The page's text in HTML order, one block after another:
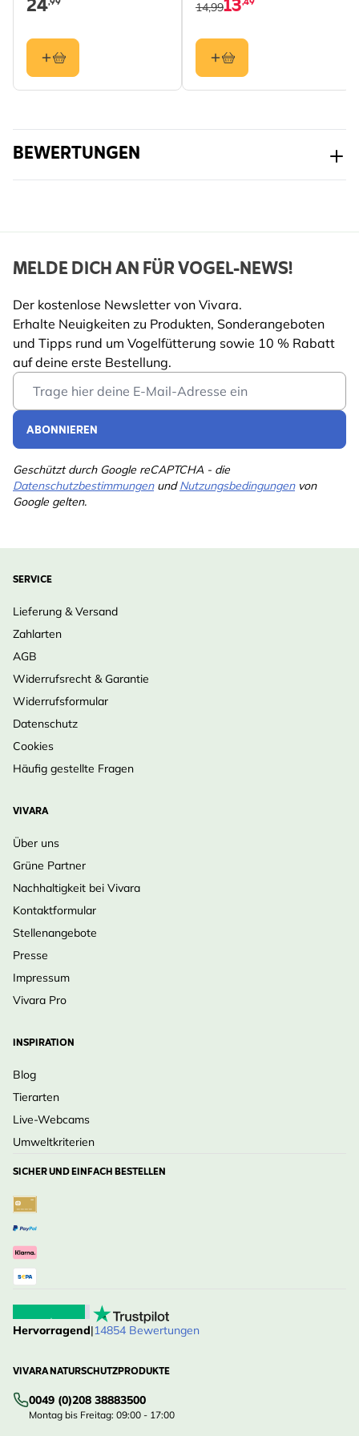
Schwanzmeise,
Haussperling,
Feldsperling,
Rotkehlchen, Buchfink,
Farbe Grün
Material
24 13
14,99
BEWERTUNGEN
MELDE DICH AN FÜR VOGEL-NEWS!
Der kostenlose Newsletter von Vivara.
Erhalte Neuigkeiten zu Produkten, Sonderangeboten
und Tipps rund um Vogelfütterung sowie 10 % Rabatt
auf deine erste Bestellung.
Email Address
ABONNIEREN
Geschützt durch Google reCAPTCHA - die
DatenschutzbestimmungenundNutzungsbedingungenvon
Google gelten.
SERVICE
Lieferung & Versand
Zahlarten
AGB
Widerrufsrecht & Garantie
Widerrufsformular
Datenschutz
Cookies
Häufig gestellte Fragen
VIVARA
Über uns
Grüne Partner
Nachhaltigkeit bei Vivara
Kontaktformular
Stellenangebote
Presse
Impressum
Vivara Pro
INSPIRATION
Blog
Tierarten
Live-Webcams
Umweltkriterien
SICHER UND EINFACH BESTELLEN
Hervorragend|14854 Bewertungen
VIVARA NATURSCHUTZPRODUKTE
0049 (0)208 38883500
Montag bis Freitag: 09:00 - 17:00